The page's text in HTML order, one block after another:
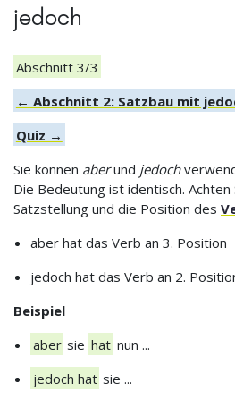
jedoch
Abschnitt 3/3
← Abschnitt 2: Satzbau mit
Quiz →
Sie können aberund jedoch
Die Bedeutung ist identisch.
Satzstellung und die Position des
aber hat das Verb an 3. Position
jedoch hat das Verb an 2.
Beispiel
aber sie hat nun ...
jedoch hat sie ...